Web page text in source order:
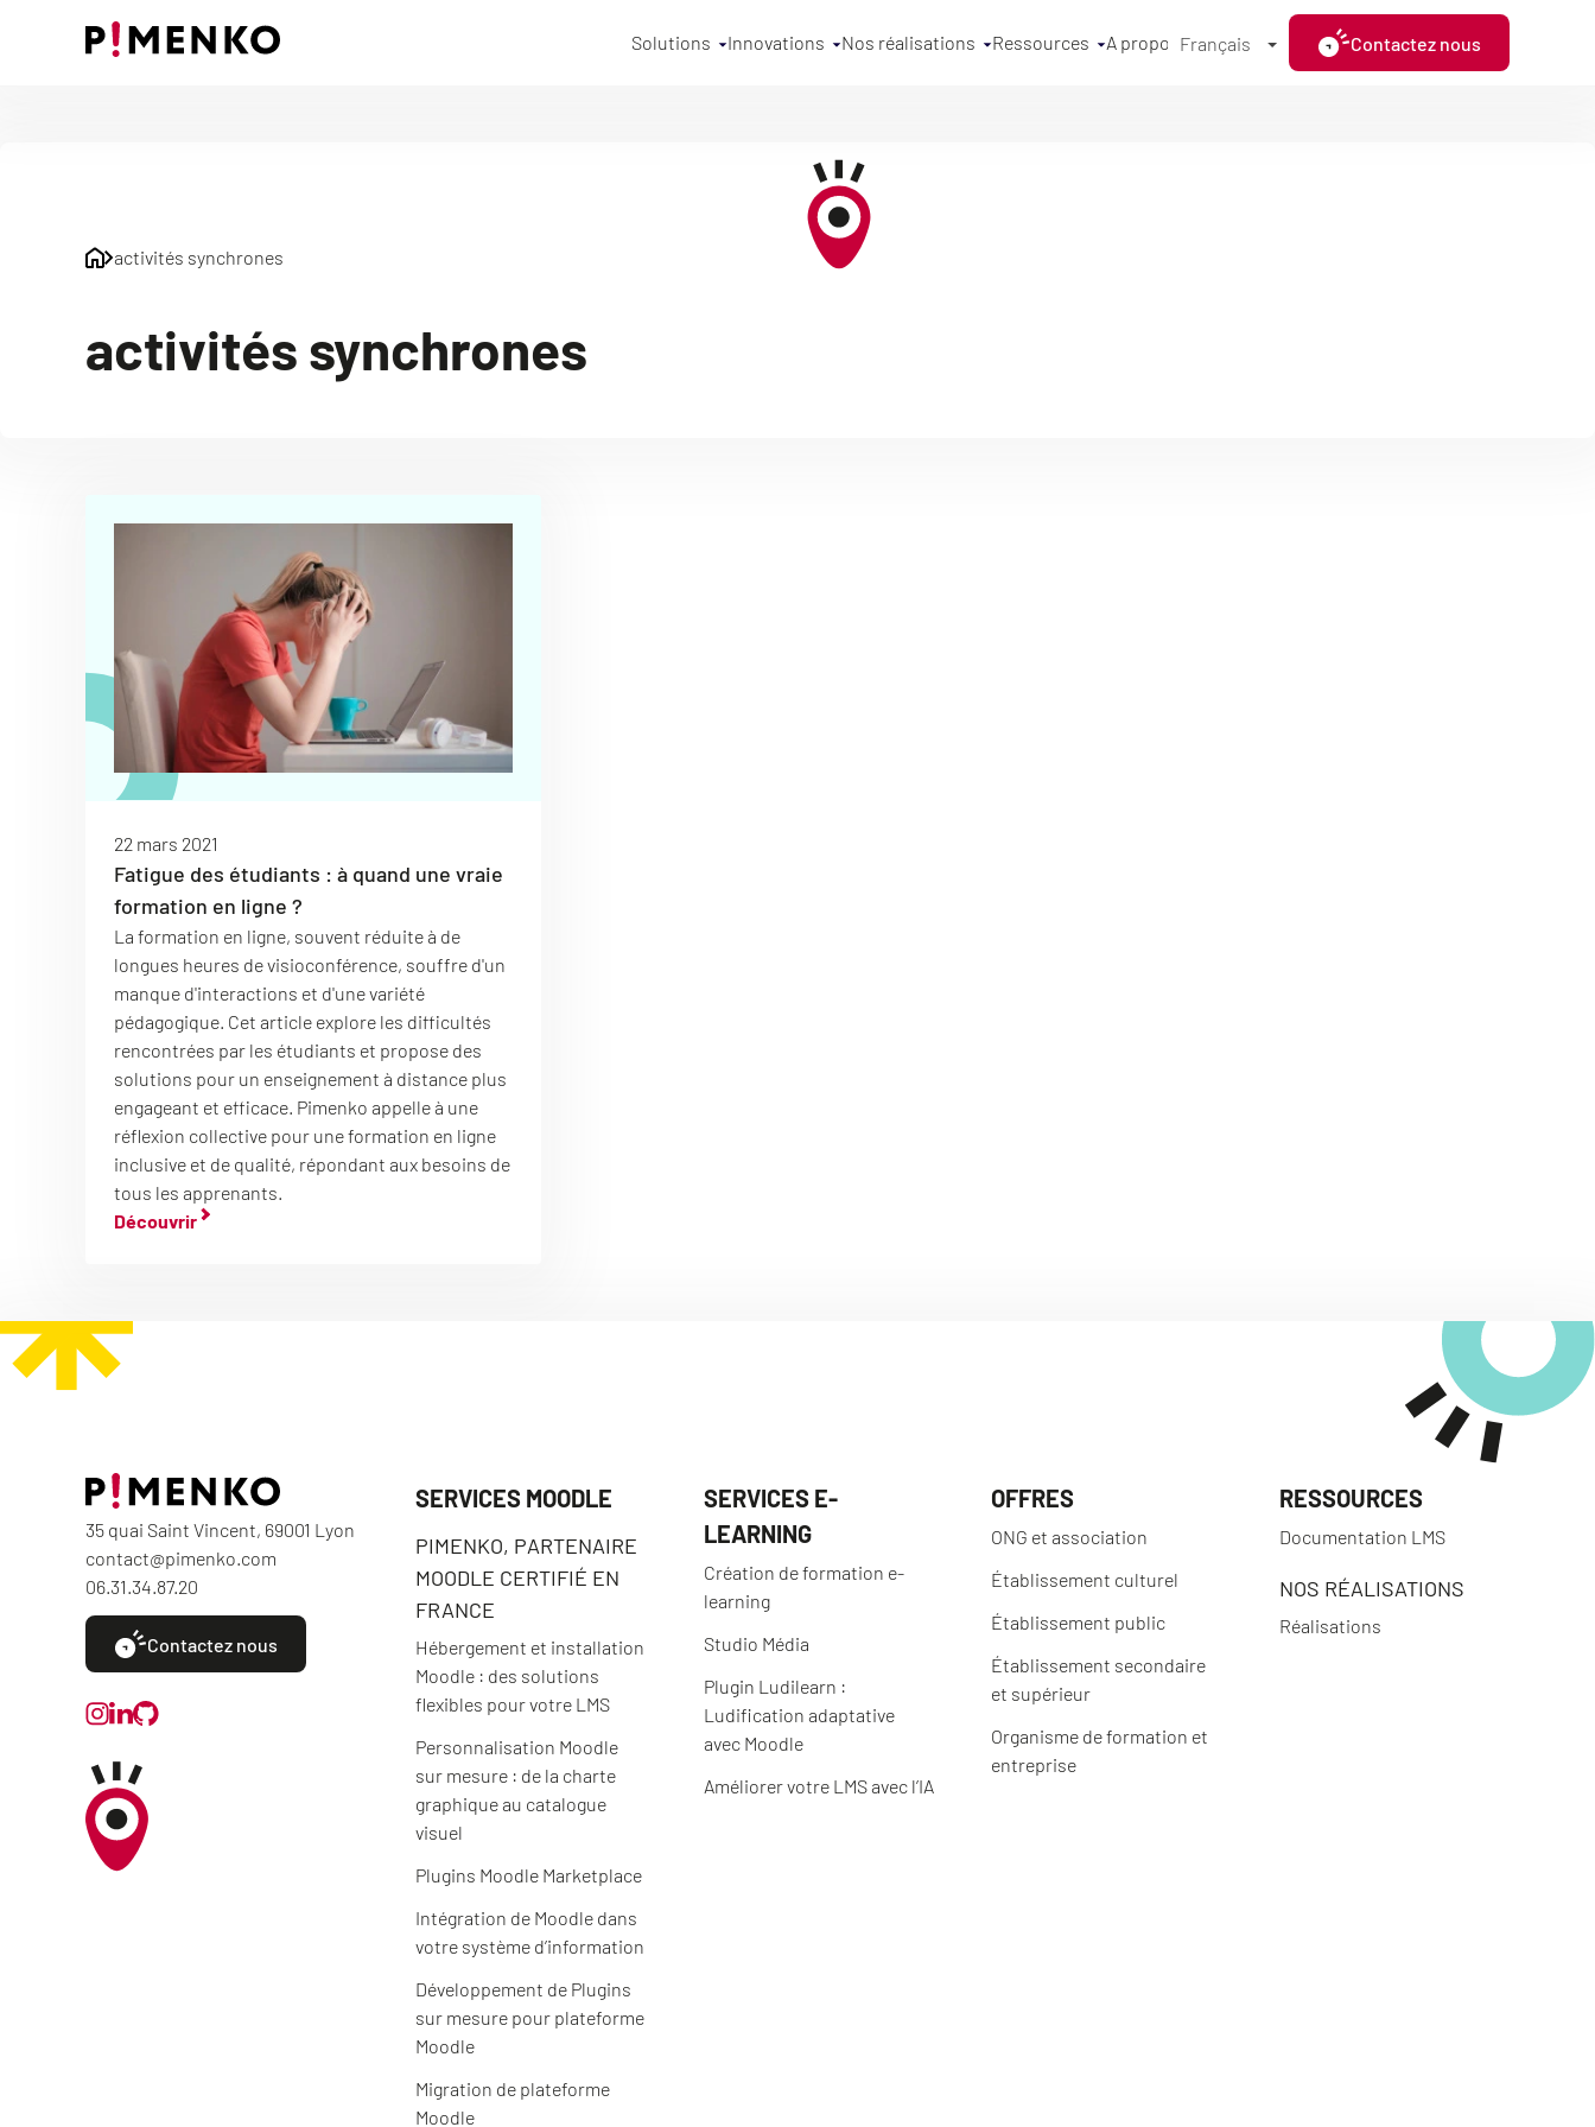
Solutions Innovations Nos réalisations Ressources A propos Français Contactez nous
activités synchrones
activités synchrones
22 mars 2021
Fatigue des étudiants : à quand une vraie
formation en ligne ?
La formation en ligne, souvent réduite à de
longues heures de visioconférence, souffre d'un
manque d'interactions et d'une variété
pédagogique. Cet article explore les difficultés
rencontrées par les étudiants et propose des
solutions pour un enseignement à distance plus
engageant et efficace. Pimenko appelle à une
réflexion collective pour une formation en ligne
inclusive et de qualité, répondant aux besoins de
tous les apprenants.
Découvrir
35 quai Saint Vincent, 69001 Lyon
contact@pimenko.com
06.31.34.87.20
Contactez nous
SERVICES MOODLE
PIMENKO, PARTENAIRE
MOODLE CERTIFIÉ EN
FRANCE
Hébergement et installation
Moodle : des solutions
flexibles pour votre LMS
Personnalisation Moodle
sur mesure : de la charte
graphique au catalogue
visuel
Plugins Moodle Marketplace
Intégration de Moodle dans
votre système d’information
Développement de Plugins
sur mesure pour plateforme
Moodle
Migration de plateforme
Moodle
SERVICES E-
LEARNING
Création de formation e-
learning
Studio Média
Plugin Ludilearn :
Ludification adaptative
avec Moodle
Améliorer votre LMS avec l’IA
OFFRES
ONG et association
Établissement culturel
Établissement public
Établissement secondaire
et supérieur
Organisme de formation et
entreprise
RESSOURCES
Documentation LMS
NOS RÉALISATIONS
Réalisations